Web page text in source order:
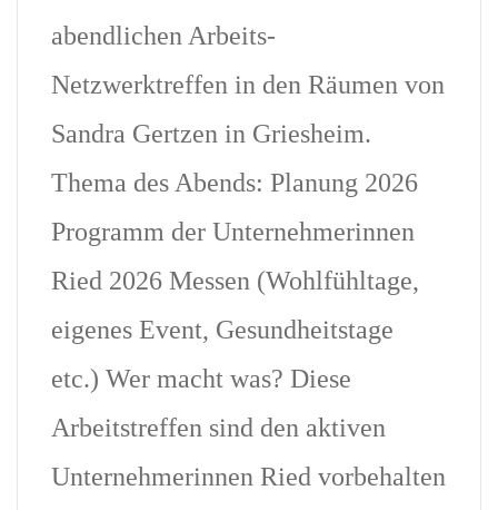
abendlichen Arbeits-
Netzwerktreffen in den Räumen von
Sandra Gertzen in Griesheim.
Thema des Abends: Planung 2026
Programm der Unternehmerinnen
Ried 2026 Messen (Wohlfühltage,
eigenes Event, Gesundheitstage
etc.) Wer macht was? Diese
Arbeitstreffen sind den aktiven
Unternehmerinnen Ried vorbehalten